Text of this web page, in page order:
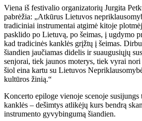
Viena iš festivalio organizatorių Jurgita
pabrėžia: „Atkūrus Lietuvos
tradiciniai instrumentai atgimė kitoje
pasklido po Lietuvą, po šeimas, į ugdymo
kad tradicinės kanklės grįžtų į šeimas.
šiandien jaučiamas didelis ir suaugusiųjų
senjorai, tiek jaunos moterys, tiek vyrai
šiol eina kartu su Lietuvos
kultūros žinią.“
Koncerto epiloge vienoje scenoje susijungs
kanklės – dešimtys atlikėjų kurs bendrą
instrumento gyvybingumą šiandien.